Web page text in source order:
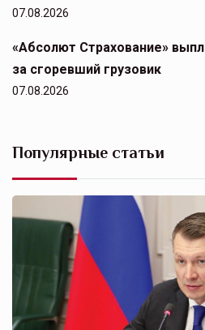
07.08.2026
«Абсолют Страхование»
за сгоревший грузовик
07.08.2026
Популярные статьи